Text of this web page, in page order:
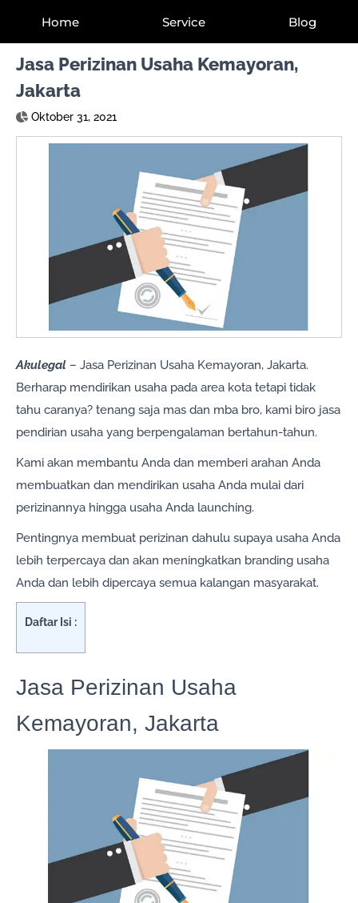
Home Service Blog
Jasa Perizinan Usaha Kemayoran,
Jakarta
Oktober 31, 2021
Akulegal – Jasa Perizinan Usaha Kemayoran, Jakarta.
Berharap mendirikan usaha pada area kota tetapi tidak
tahu caranya? tenang saja mas dan mba bro, kami biro jasa
pendirian usaha yang berpengalaman bertahun-tahun.
Kami akan membantu Anda dan memberi arahan Anda
membuatkan dan mendirikan usaha Anda mulai dari
perizinannya hingga usaha Anda launching.
Pentingnya membuat perizinan dahulu supaya usaha Anda
lebih terpercaya dan akan meningkatkan branding usaha
Anda dan lebih dipercaya semua kalangan masyarakat.
Daftar Isi :
Jasa Perizinan Usaha
Kemayoran, Jakarta